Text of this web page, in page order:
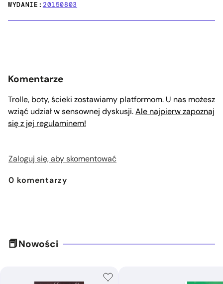
WYDANIE:20150803
Komentarze
Trolle, boty, ścieki zostawiamy platformom. U nas możesz
wziąć udział w sensownej dyskusji.Ale najpierw zapoznaj
się z jej regulaminem!
Zaloguj się, aby skomentować
0 komentarzy
Nowości